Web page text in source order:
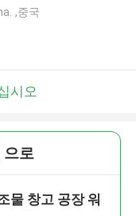
,중국
시오
으로
물 창고 공장 워